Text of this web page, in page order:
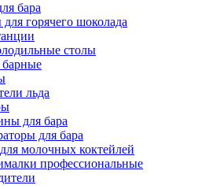
бара
горячего шоколада
столы
льда
для бара
для бара
молочных коктейлей
профессиональные